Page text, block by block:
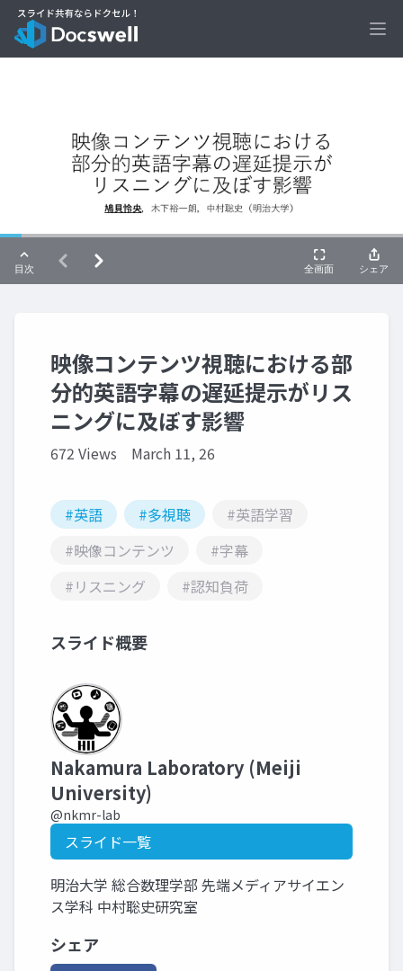
映像コンテンツ視聴における部
分的英語字幕の遅延提示がリス
ニングに及ぼす影響
672 Views March 11, 26
#英語 #多視聴
#英語学習
#映像コンテンツ
#字幕
#リスニング
#認知負荷
スライド概要
Nakamura Laboratory (Meiji
University)
@nkmr-lab
スライド一覧
明治大学 総合数理学部 先端メディアサイエン
ス学科 中村聡史研究室
シェア